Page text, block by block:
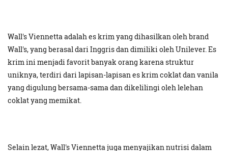
Wall's Viennetta adalah es krim yang dihasilkan oleh brand
Wall's, yang berasal dari Inggris dan dimiliki oleh Unilever. Es
krim ini menjadi favorit banyak orang karena struktur
uniknya, terdiri dari lapisan-lapisan es krim coklat dan vanila
yang digulung bersama-sama dan dikelilingi oleh lelehan
coklat yang memikat.
Selain lezat, Wall's Viennetta juga menyajikan nutrisi dalam